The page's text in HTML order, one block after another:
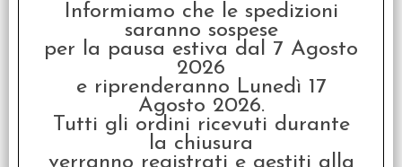
Munchkin Pathfinder -
Italiano
€ 21,99
Informiamo che le spedizioni
saranno sospese
per la pausa estiva dal 7 Agosto
2026
e riprenderanno Lunedì 17
Agosto 2026.
Tutti gli ordini ricevuti durante
la chiusura
verranno registrati e gestiti alla